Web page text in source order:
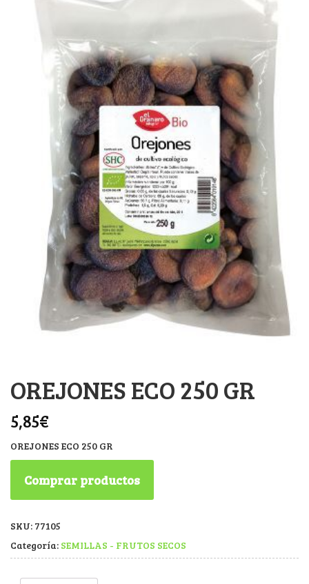
OREJONES ECO 250 GR
5,85€
OREJONES ECO 250 GR
Comprar productos
SKU: 77105
Categoría: SEMILLAS - FRUTOS SECOS